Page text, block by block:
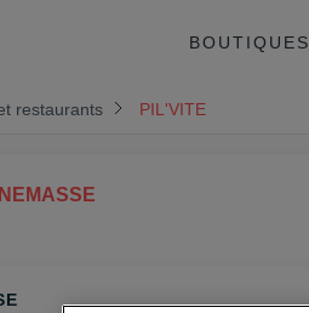
BOUTIQUES
restaurants PIL'VITE